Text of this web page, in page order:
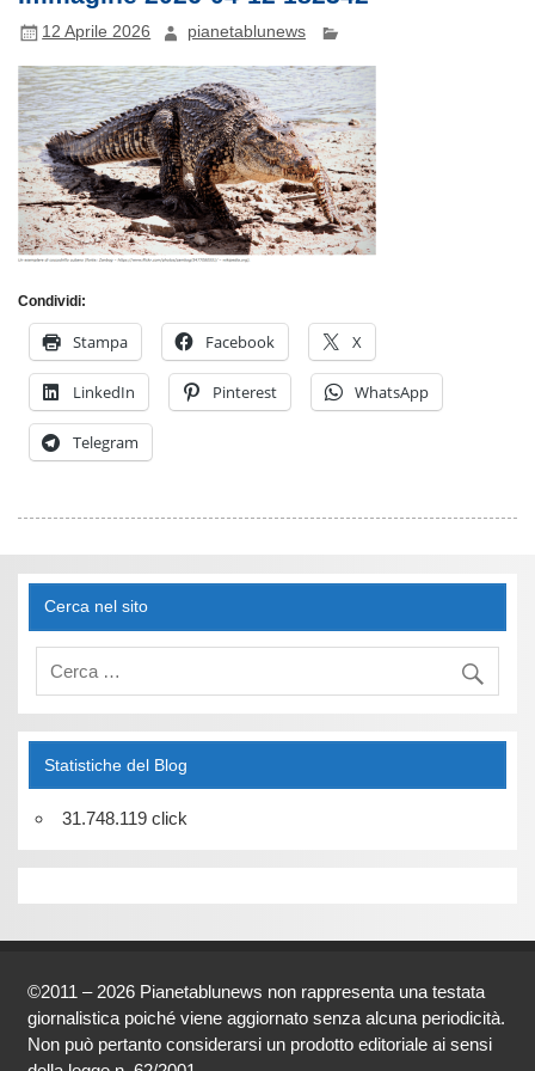
12 Aprile 2026 pianetablunews
Condividi:
Stampa Facebook X
LinkedIn Pinterest WhatsApp
Telegram
Cerca nel sito
Statistiche del Blog
31.748.119 click
©2011 – 2026 Pianetablunews non rappresenta una testata
giornalistica poiché viene aggiornato senza alcuna periodicità.
Non può pertanto considerarsi un prodotto editoriale ai sensi